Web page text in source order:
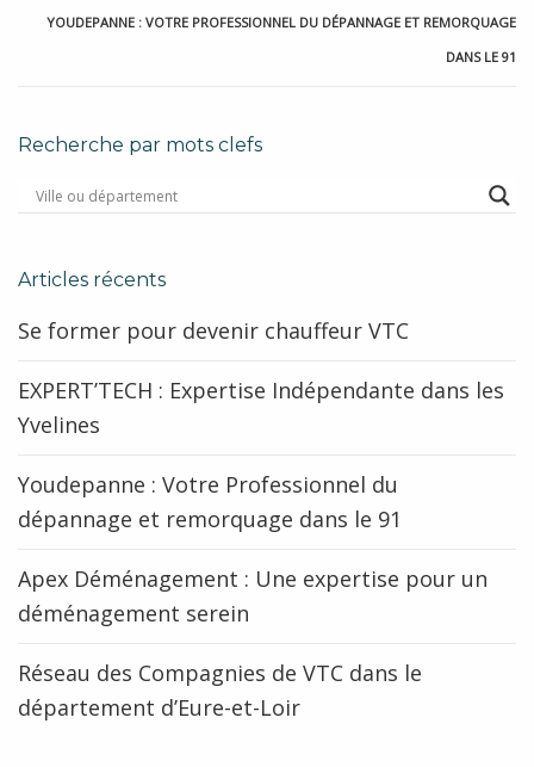
YOUDEPANNE : VOTRE PROFESSIONNEL DU DÉPANNAGE ET REMORQUAGE
DANS LE 91
Recherche par mots clefs
Articles récents
Se former pour devenir chauffeur VTC
EXPERT’TECH : Expertise Indépendante dans les
Yvelines
Youdepanne : Votre Professionnel du
dépannage et remorquage dans le 91
Apex Déménagement : Une expertise pour un
déménagement serein
Réseau des Compagnies de VTC dans le
département d’Eure-et-Loir